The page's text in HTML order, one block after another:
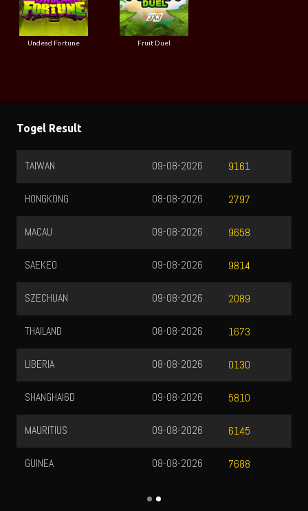
Undead Fortune Fruit Duel
Togel Result
TAIWAN 9161
09-08-2026
HONGKONG 2797
08-08-2026
MACAU 9658
09-08-2026
SAEKEO 9814
09-08-2026
SZECHUAN 2089
09-08-2026
THAILAND 1673
08-08-2026
LIBERIA 0130
08-08-2026
SHANGHAI6D 5810
09-08-2026
MAURITIUS 6145
09-08-2026
GUINEA 7688
08-08-2026